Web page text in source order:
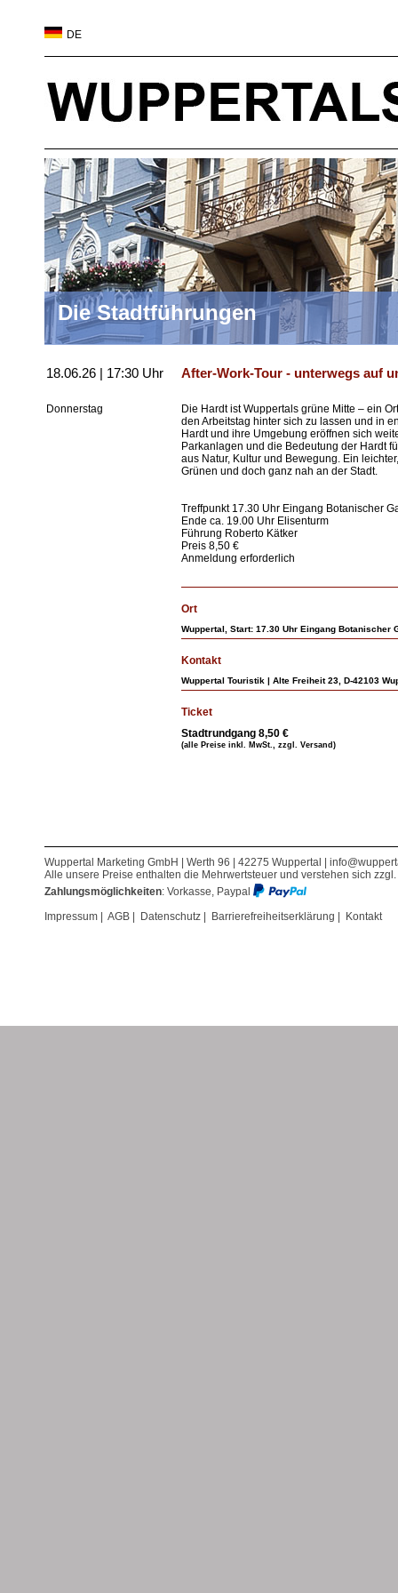
DE
Die Stadtführungen
18.06.26 | 17:30 Uhr After-Work-Tour - unterwegs auf
Donnerstag
Die Hardt ist Wuppertals grüne Mitte – ein
den Arbeitstag hinter sich zu lassen und in
Hardt und ihre Umgebung eröffnen sich
Parkanlagen und die Bedeutung der Hardt
aus Natur, Kultur und Bewegung. Ein
Grünen und doch ganz nah an der Stadt.
Treffpunkt 17.30 Uhr Eingang Botanischer
Ende ca. 19.00 Uhr Elisenturm
Führung Roberto Kätker
Preis 8,50 €
Anmeldung erforderlich
Ort
Wuppertal, Start: 17.30 Uhr Eingang Botanischer
Kontakt
Wuppertal Touristik | Alte Freiheit 23, D-42103
Ticket
Stadtrundgang 8,50 €
(alle Preise inkl. MwSt., zzgl. Versand)
Wuppertal Marketing GmbH | Werth 96 | 42275 Wuppertal |
Alle unsere Preise enthalten die Mehrwertsteuer und verstehen sich
Zahlungsmöglichkeiten: Vorkasse, Paypal
Impressum | AGB | Datenschutz | Barrierefreiheitserklärung | Kontakt